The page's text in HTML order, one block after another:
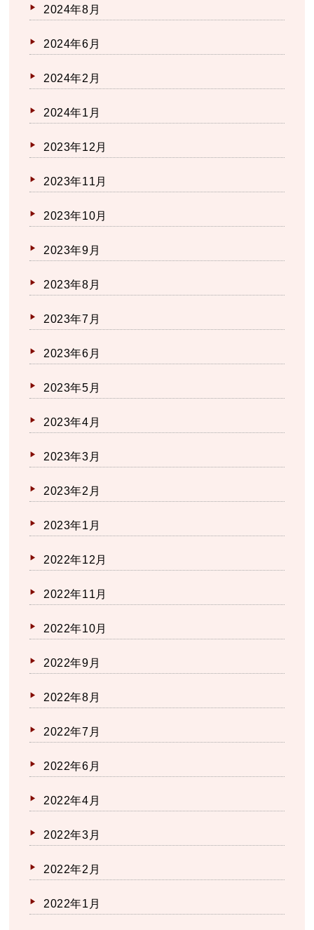
2024年8月
2024年6月
2024年2月
2024年1月
2023年12月
2023年11月
2023年10月
2023年9月
2023年8月
2023年7月
2023年6月
2023年5月
2023年4月
2023年3月
2023年2月
2023年1月
2022年12月
2022年11月
2022年10月
2022年9月
2022年8月
2022年7月
2022年6月
2022年4月
2022年3月
2022年2月
2022年1月